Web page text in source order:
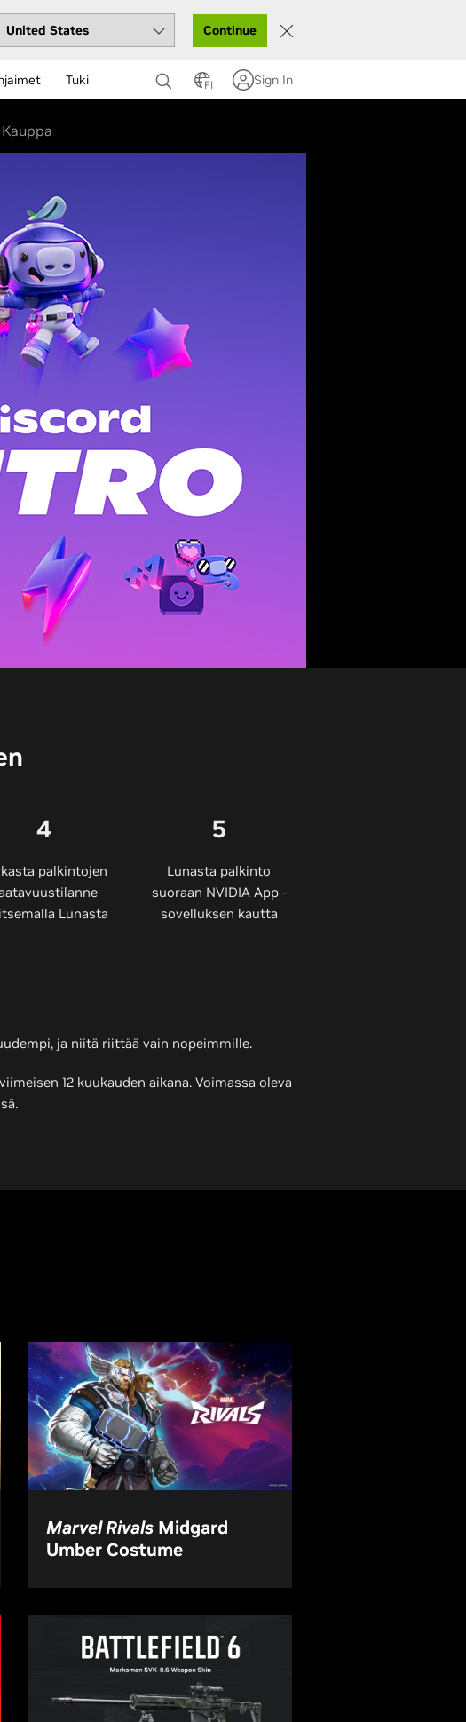
Continue
Tuki FI Sign In
Kauppa
4
palkintojen
Lunasta
5
Lunasta palkinto
suoraan NVIDIA App -
sovelluksen kautta
ja niitä riittää vain nopeimmille.
12 kuukauden aikana. Voimassa oleva
Marvel RivalsMidgard
Umber Costume